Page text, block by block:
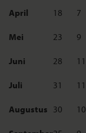
April 18 7
Mei 23 9
Juni 28 11
Juli 31 11
Augustus 30 10